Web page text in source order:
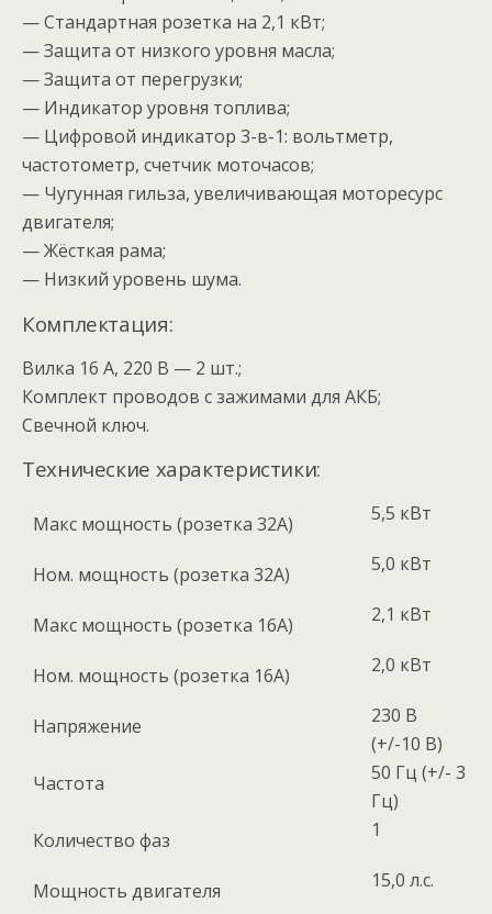
— Стандартная розетка на 2,1 кВт;
— Защита от низкого уровня масла;
— Защита от перегрузки;
— Индикатор уровня топлива;
— Цифровой индикатор 3-в-1: вольтметр,
частотометр, счетчик моточасов;
— Чугунная гильза, увеличивающая моторесурс
двигателя;
— Жёсткая рама;
— Низкий уровень шума.
Комплектация:
Вилка 16 А, 220 В — 2 шт.;
Комплект проводов с зажимами для АКБ;
Свечной ключ.
Технические характеристики:
Макс мощность (розетка 32А) 5,5 кВт
Ном. мощность (розетка 32А) 5,0 кВт
Макс мощность (розетка 16А) 2,1 кВт
Ном. мощность (розетка 16А) 2,0 кВт
Напряжение
230 В
(+/-10 В)
Частота
50 Гц (+/- 3
Гц)
Количество фаз
1
Мощность двигателя 15,0 л.с.